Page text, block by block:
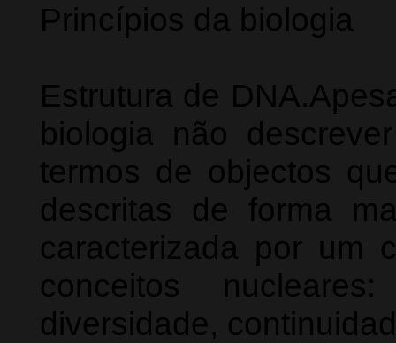
Princípios da biologia
Estrutura de
biologia não
termos de objectos
descritas de forma
caracterizada por um
conceitos
diversidade,